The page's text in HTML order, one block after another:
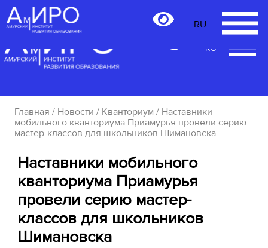
RU
RU
Главная / Новости / Кванториум / Наставники
мобильного кванториума Приамурья провели серию
мастер-классов для школьников Шимановска
Наставники мобильного
кванториума Приамурья
провели серию мастер-
классов для школьников
Шимановска